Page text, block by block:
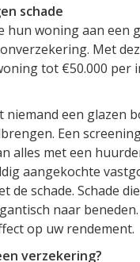
schade
woning aan een
Met
tot €50.000 per
een glazen
Een
alles met een
aangekochte
schade. Schade
naar
op uw rendement.
verzekering?